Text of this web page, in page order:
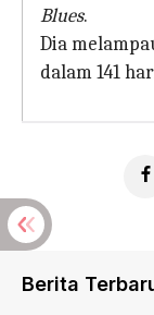
Blues.
Dia
dalam 141
Berita